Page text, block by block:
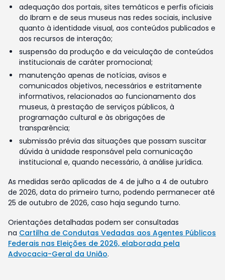
adequação dos portais, sites temáticos e perfis oficiais
do Ibram e de seus museus nas redes sociais, inclusive
quanto à identidade visual, aos conteúdos publicados e
aos recursos de interação;
suspensão da produção e da veiculação de conteúdos
institucionais de caráter promocional;
manutenção apenas de notícias, avisos e
comunicados objetivos, necessários e estritamente
informativos, relacionados ao funcionamento dos
museus, à prestação de serviços públicos, à
programação cultural e às obrigações de
transparência;
submissão prévia das situações que possam suscitar
dúvida à unidade responsável pela comunicação
institucional e, quando necessário, à análise jurídica.
As medidas serão aplicadas de 4 de julho a 4 de outubro
de 2026, data do primeiro turno, podendo permanecer até
25 de outubro de 2026, caso haja segundo turno.
Orientações detalhadas podem ser consultadas
na Cartilha de Condutas Vedadas aos Agentes Públicos
Federais nas Eleições de 2026, elaborada pela
Advocacia-Geral da União.